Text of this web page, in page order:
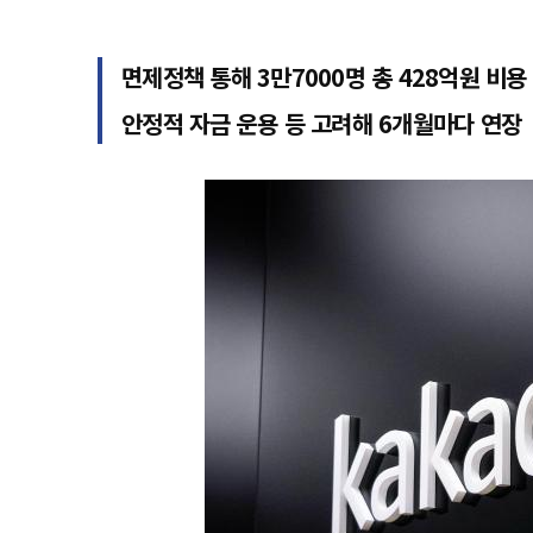
면제정책 통해 3만7000명 총 428억원 비용
안정적 자금 운용 등 고려해 6개월마다 연장